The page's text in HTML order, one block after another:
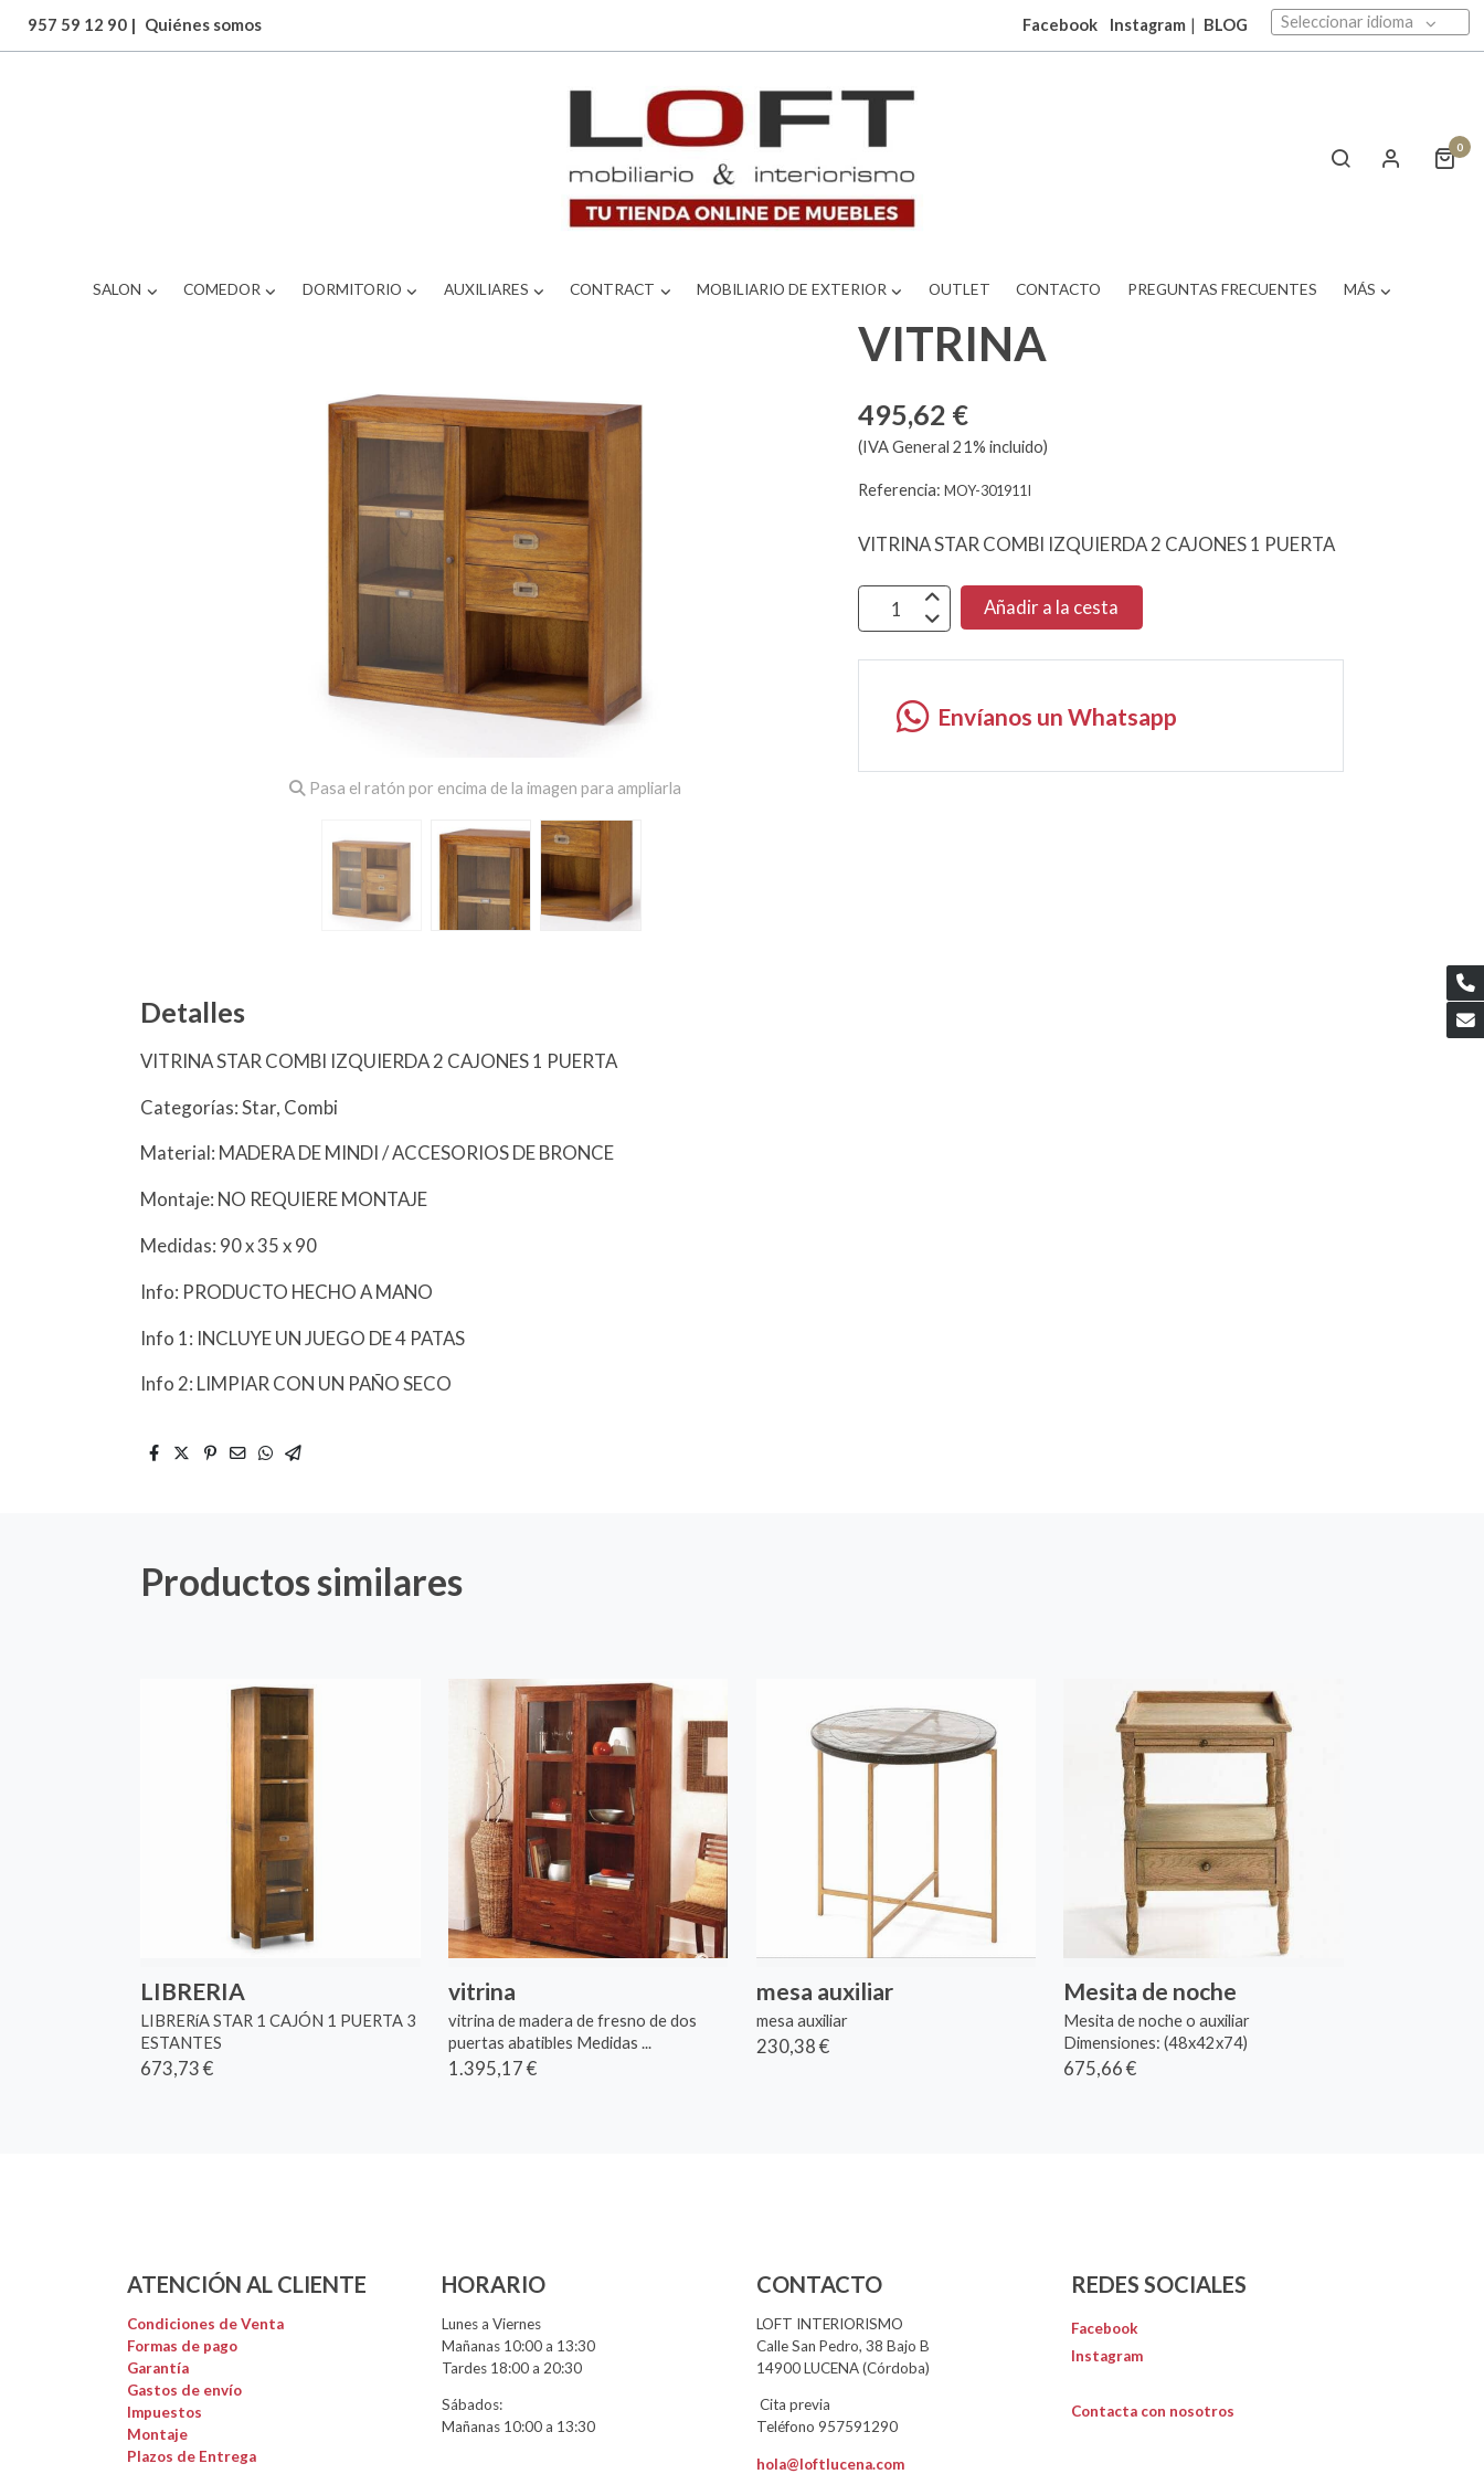
957 59 12 90 | Quiénes somos Facebook Instagram | BLOG Seleccionar idioma
0
SALON COMEDOR DORMITORIO AUXILIARES CONTRACT MOBILIARIO DE EXTERIOR OUTLET CONTACTO PREGUNTAS FRECUENTES MÁS
Pasa el ratón por encima de la imagen para ampliarla
Detalles
VITRINA STAR COMBI IZQUIERDA 2 CAJONES 1 PUERTA
Categorías: Star, Combi
Material: MADERA DE MINDI / ACCESORIOS DE BRONCE
Montaje: NO REQUIERE MONTAJE
Medidas: 90 x 35 x 90
Info: PRODUCTO HECHO A MANO
Info 1: INCLUYE UN JUEGO DE 4 PATAS
Info 2: LIMPIAR CON UN PAÑO SECO
VITRINA
495,62 €
(IVA General 21% incluido)
Referencia:MOY-301911I
VITRINA STAR COMBI IZQUIERDA 2 CAJONES 1 PUERTA
Añadir a la cesta
Envíanos un Whatsapp
Productos similares
LIBRERIA
LIBRERíA STAR 1 CAJÓN 1 PUERTA 3
ESTANTES
673,73 €
vitrina
vitrina de madera de fresno de dos
puertas abatibles Medidas ...
1.395,17 €
mesa auxiliar
mesa auxiliar
230,38 €
Mesita de noche
Mesita de noche o auxiliar
Dimensiones: (48x42x74)
675,66 €
ATENCIÓN AL CLIENTE
Condiciones de Venta
Formas de pago
Garantía
Gastos de envío
Impuestos
Montaje
Plazos de Entrega
HORARIO
Lunes a Viernes
Mañanas 10:00 a 13:30
Tardes 18:00 a 20:30
Sábados:
Mañanas 10:00 a 13:30
CONTACTO
LOFT INTERIORISMO
Calle San Pedro, 38 Bajo B
14900 LUCENA (Córdoba)
Cita previa
Teléfono 957591290
hola@loftlucena.com
REDES SOCIALES
Facebook
Instagram
Contacta con nosotros